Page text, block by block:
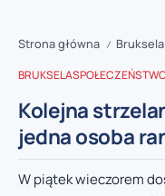
Strona główna / Bruksela
BRUKSELA
Kolejna
jedna osoba
W piątek wieczorem